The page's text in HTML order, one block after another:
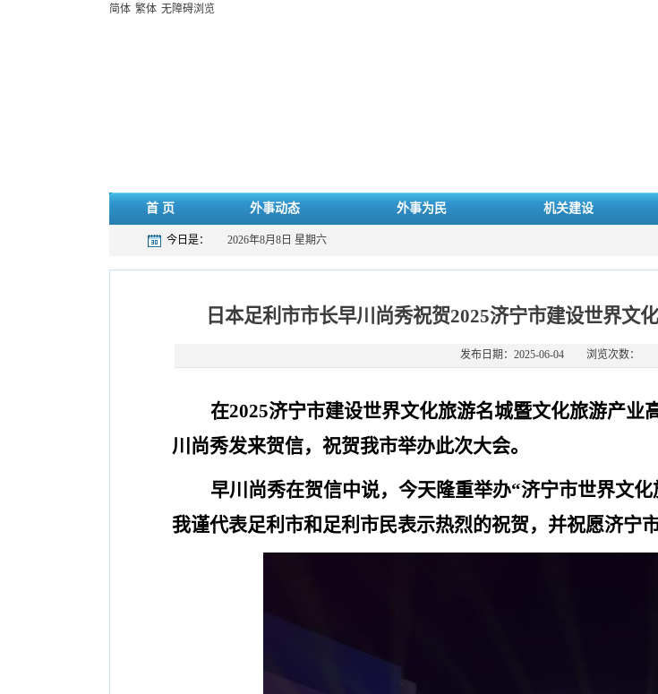
简体 繁体 无障碍浏览
首 页 外事动态 外事为民 机关建设
今日是： 2026年8月8日 星期六
日本足利市市长早川尚秀祝贺2025济宁市建设世界文
发布日期：2025-06-04 浏览次数：
在2025济宁市建设世界文化旅游名城暨文化旅游产业
川尚秀发来贺信，祝贺我市举办此次大会。
早川尚秀在贺信中说， 今天隆重举办“济宁市世界文
我谨代表足利市和 足利 市民表示热烈的祝贺， 并祝愿济宁